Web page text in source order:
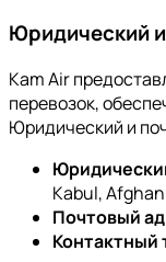
Юридический
Kam Air
перевозок,
Юридический и
Kabul,
Почтовый
Контактный